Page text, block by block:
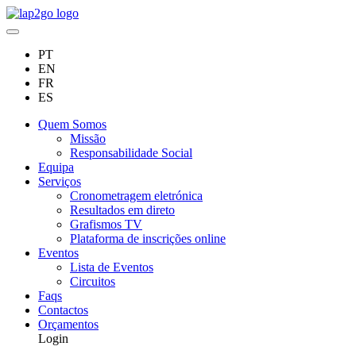
PT
EN
FR
ES
Quem Somos
Missão
Responsabilidade Social
Equipa
Serviços
Cronometragem eletrónica
Resultados em direto
Grafismos TV
Plataforma de inscrições online
Eventos
Lista de Eventos
Circuitos
Faqs
Contactos
Orçamentos
Login